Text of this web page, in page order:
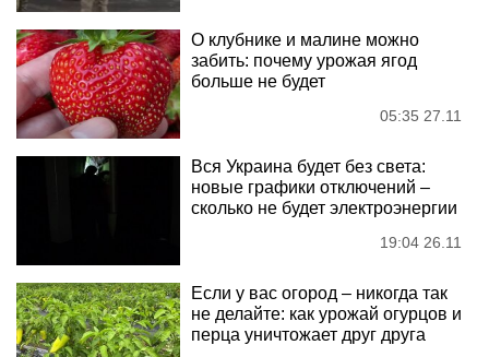
О клубнике и малине можно
забить: почему урожая ягод
больше не будет
05:35 27.11
Вся Украина будет без света:
новые графики отключений –
сколько не будет электроэнергии
19:04 26.11
Если у вас огород – никогда так
не делайте: как урожай огурцов и
перца уничтожает друг друга